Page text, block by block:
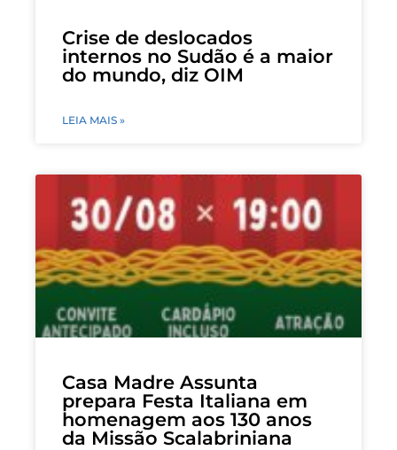
Crise de deslocados
internos no Sudão é a maior
do mundo, diz OIM
LEIA MAIS »
Casa Madre Assunta
prepara Festa Italiana em
homenagem aos 130 anos
da Missão Scalabriniana